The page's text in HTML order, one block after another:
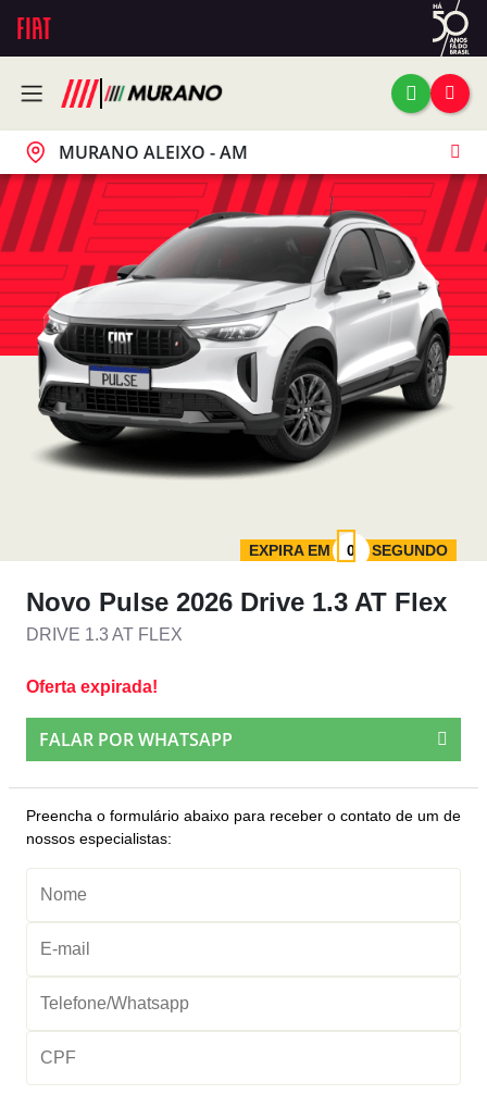
MURANO ALEIXO - AM
EXPIRA EM SEGUNDO
Novo Pulse 2026 Drive 1.3 AT Flex
DRIVE 1.3 AT FLEX
Oferta expirada!
FALAR POR WHATSAPP
Preencha o formulário abaixo para receber o contato de um de
nossos especialistas: